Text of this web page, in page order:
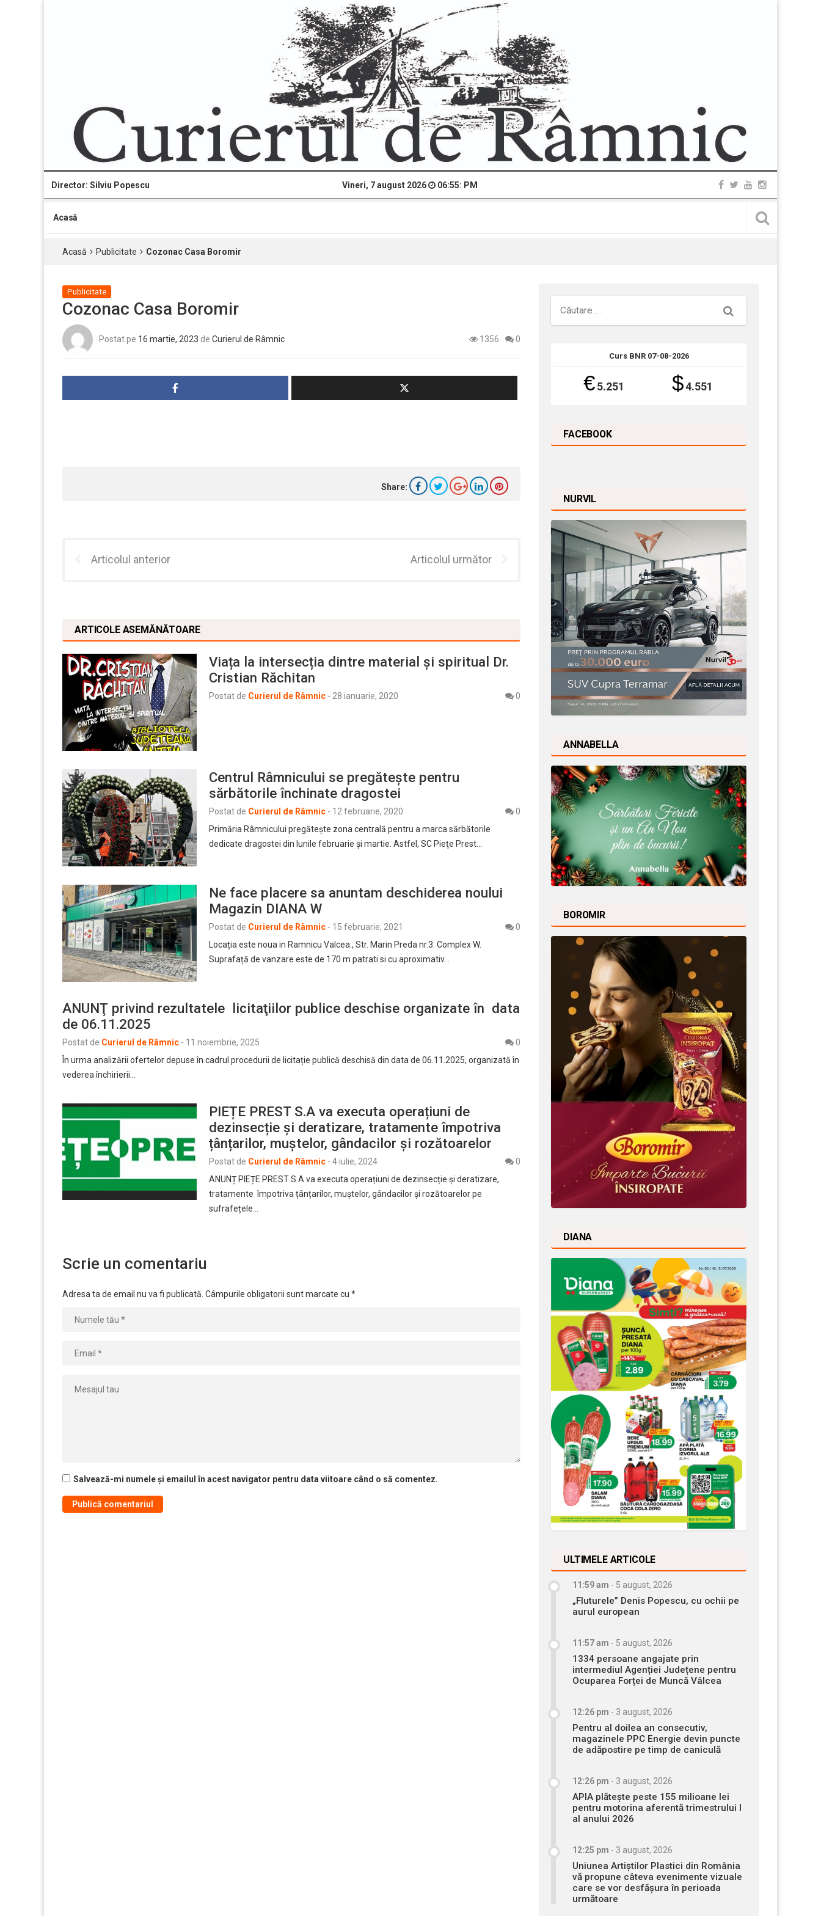
Director: Silviu Popescu Vineri, 7 august 2026 06:55: PM
Acasă
Acasă Publicitate Cozonac Casa Boromir
Publicitate
Cozonac Casa Boromir
Postat pe 16 martie, 2023 de Curierul de Râmnic 1356 0
Share:
Articolul anterior Articolul următor
ARTICOLE ASEMĂNĂTOARE
Viața la intersecția dintre material și spiritual Dr.
Cristian Răchitan
Postat de Curierul de Râmnic - 28 ianuarie, 2020 0
Centrul Râmnicului se pregăteşte pentru
sărbătorile închinate dragostei
Postat de Curierul de Râmnic - 12 februarie, 2020
0
Primăria Râmnicului pregăteşte zona centrală pentru a marca sărbătorile
dedicate dragostei din lunile februarie şi martie. Astfel, SC Pieţe Prest…
Ne face placere sa anuntam deschiderea noului
Magazin DIANA W
Postat de Curierul de Râmnic - 15 februarie, 2021
0
Locația este noua in Ramnicu Valcea., Str. Marin Preda nr.3. Complex W.
Suprafață de vanzare este de 170 m patrati si cu aproximativ…
ANUNŢ privind rezultatele licitaţiilor publice deschise organizate în data
de 06.11.2025
Postat de Curierul de Râmnic - 11 noiembrie, 2025
0
În urma analizării ofertelor depuse în cadrul procedurii de licitație publică deschisă din data de 06.11.2025, organizată în
vederea închirierii…
PIEȚE PREST S.A va executa operațiuni de
dezinsecție și deratizare, tratamente împotriva
țânțarilor, muștelor, gândacilor și rozătoarelor
Postat de Curierul de Râmnic - 4 iulie, 2024
0
ANUNȚ PIEȚE PREST S.A va executa operațiuni de dezinsecție și deratizare,
tratamente împotriva țânțarilor, muștelor, gândacilor și rozătoarelor pe
sufrafețele…
Scrie un comentariu
Adresa ta de email nu va fi publicată. Câmpurile obligatorii sunt marcate cu *
Salvează-mi numele și emailul în acest navigator pentru data viitoare când o să comentez.
Căutare
Curs BNR 07-08-2026
€ 5.251 $4.551
FACEBOOK
NURVIL
ANNABELLA
BOROMIR
DIANA
ULTIMELE ARTICOLE
11:59 am - 5 august, 2026
„Fluturele” Denis Popescu, cu ochii pe
aurul european
11:57 am - 5 august, 2026
1334 persoane angajate prin
intermediul Agenției Județene pentru
Ocuparea Forței de Muncă Vâlcea
12:26 pm - 3 august, 2026
Pentru al doilea an consecutiv,
magazinele PPC Energie devin puncte
de adăpostire pe timp de caniculă
12:26 pm - 3 august, 2026
APIA plătește peste 155 milioane lei
pentru motorina aferentă trimestrului I
al anului 2026
12:25 pm - 3 august, 2026
Uniunea Artiștilor Plastici din România
vă propune câteva evenimente vizuale
care se vor desfășura în perioada
următoare